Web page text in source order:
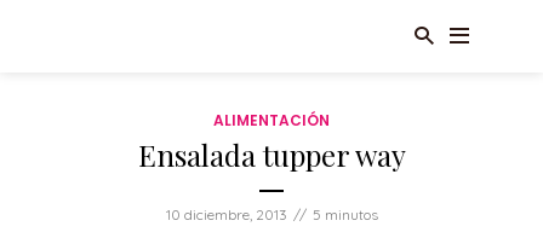
ALIMENTACIÓN
Ensalada tupper way
10 diciembre, 2013 5 minutos